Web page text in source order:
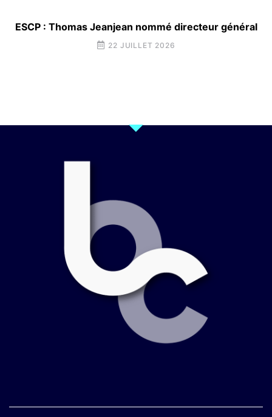
ESCP : Thomas Jeanjean nommé directeur général
22 JUILLET 2026